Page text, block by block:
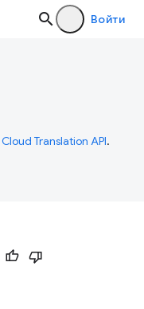
Войти
Cloud Translation API.